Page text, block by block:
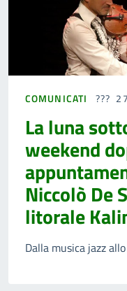
COMUNICATI
La luna
weekend
Niccolò De
litorale
Dalla musica jazz